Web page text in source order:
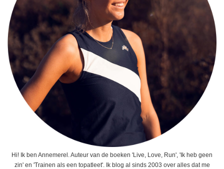
Hi! Ik ben Annemerel. Auteur van de boeken 'Live, Love, Run', 'Ik heb geen
zin' en 'Trainen als een topatleet'. Ik blog al sinds 2003 over alles dat me